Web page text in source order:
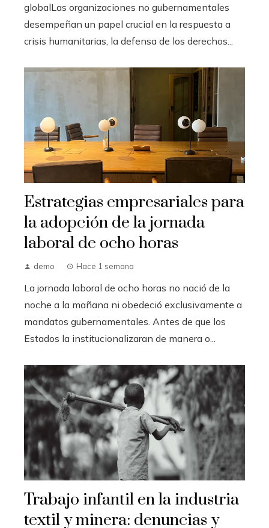
globalLas organizaciones no gubernamentales
desempeñan un papel crucial en la respuesta a
crisis humanitarias, la defensa de los derechos...
Estrategias empresariales para
la adopción de la jornada
laboral de ocho horas
demo Hace 1 semana
La jornada laboral de ocho horas no nació de la
noche a la mañana ni obedeció exclusivamente a
mandatos gubernamentales. Antes de que los
Estados la institucionalizaran de manera o...
Trabajo infantil en la industria
textil y minera: denuncias y